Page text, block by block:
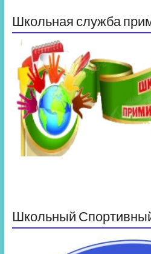
Школьная служба
Школьный